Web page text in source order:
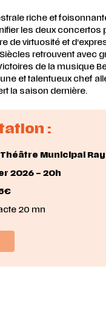
riche et
les deux concertos
de virtuosité et
retrouvent avec
de la musique
et talentueux chef
la saison dernière.
:
Théâtre Municipal
2026 – 20h
20 mn